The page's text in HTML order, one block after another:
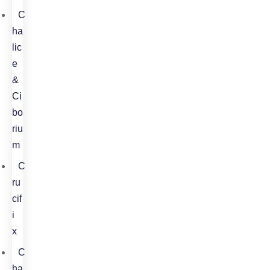
C
ha
lic
e
&
Ci
bo
riu
m
C
ru
cif
i
x
C